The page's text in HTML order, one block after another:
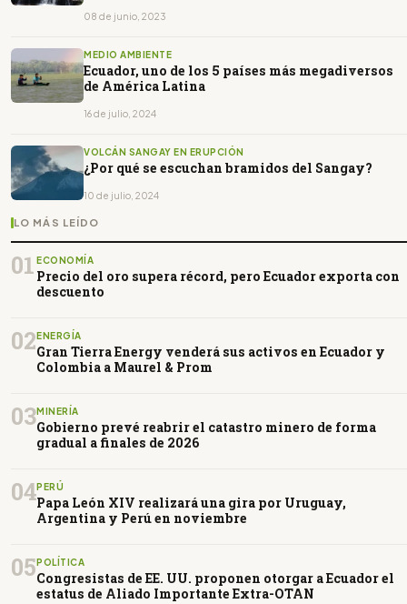
08 de junio, 2023
MEDIO AMBIENTE
Ecuador, uno de los 5 países más megadiversos
de América Latina
16 de julio, 2024
VOLCÁN SANGAY EN ERUPCIÓN
¿Por qué se escuchan bramidos del Sangay?
10 de julio, 2024
LO MÁS LEÍDO
01 ECONOMÍA
Precio del oro supera récord, pero Ecuador exporta con
descuento
02ENERGÍA
Gran Tierra Energy venderá sus activos en Ecuador y
Colombia a Maurel & Prom
03MINERÍA
Gobierno prevé reabrir el catastro minero de forma
gradual a finales de 2026
04PERÚ
Papa León XIV realizará una gira por Uruguay,
Argentina y Perú en noviembre
05POLÍTICA
Congresistas de EE. UU. proponen otorgar a Ecuador el
estatus de Aliado Importante Extra-OTAN